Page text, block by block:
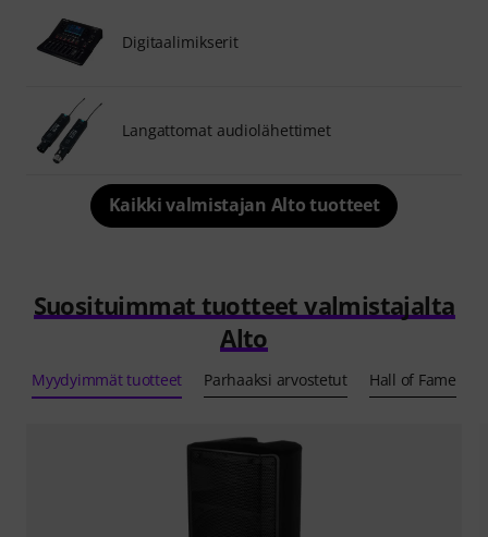
Digitaalimikserit
Langattomat audiolähettimet
Kaikki valmistajan Alto tuotteet
Suosituimmat tuotteet valmistajalta
Alto
Myydyimmät tuotteet Parhaaksi arvostetut Hall of Fame